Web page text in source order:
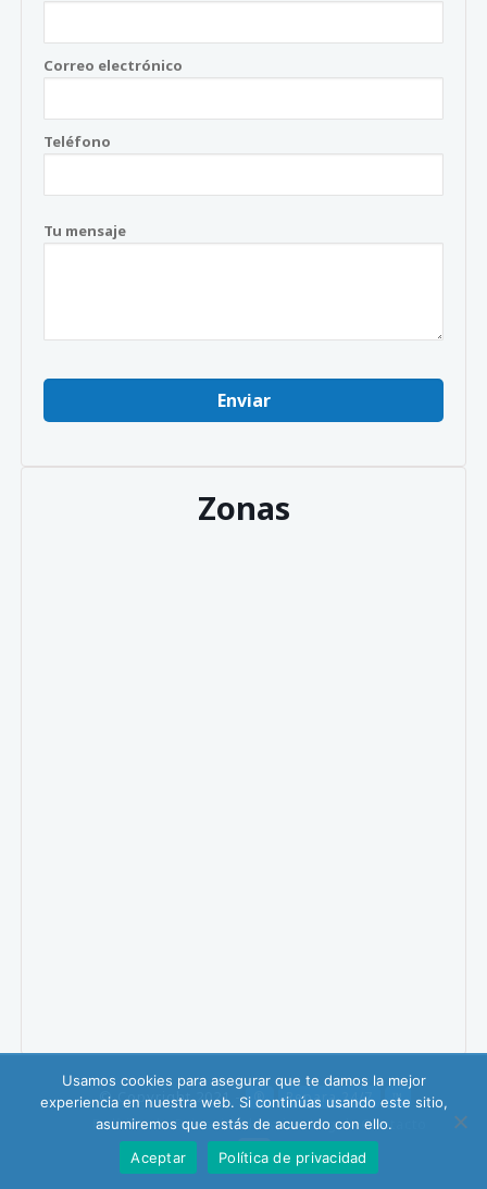
Correo electrónico
Teléfono
Tu mensaje
Zonas
© Copyright 2021 - ® Repara 24/7 ™
Política de Privacidad Aviso Legal Contacto
Usamos cookies para asegurar que te damos la mejor
experiencia en nuestra web. Si continúas usando este sitio,
asumiremos que estás de acuerdo con ello.
Aceptar
Política de privacidad